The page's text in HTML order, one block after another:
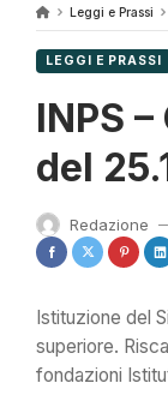
Leggi e Prassi
LEGGI E PRASSI
INPS
del
Redazione —
Istituzione del
superiore.
fondazioni